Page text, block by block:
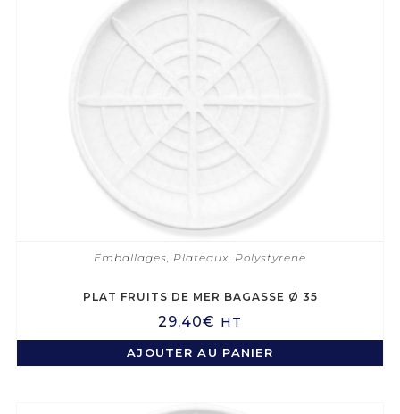
Emballages Plateaux Polystyrene
PLAT FRUITS DE MER BAGASSE Ø 35
29,40€ HT
AJOUTER AU PANIER